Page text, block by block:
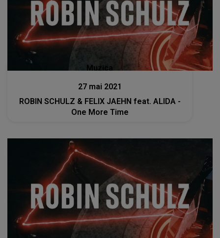
Muzica
27 mai 2021
ROBIN SCHULZ & FELIX JAEHN feat. ALIDA -
One More Time